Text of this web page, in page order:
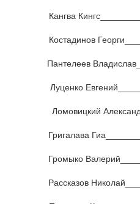
Кангва
Костадинов
Пантелеев
Луценко
Ломовицкий
Григалава
Громыко
Рассказов